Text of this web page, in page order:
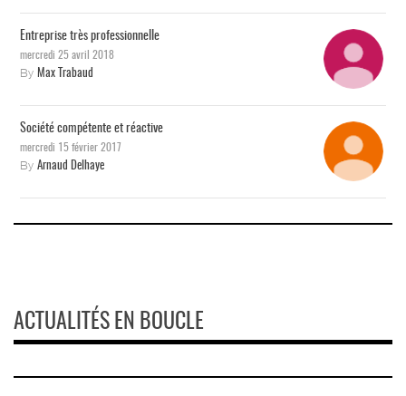
Entreprise très professionnelle
mercredi 25 avril 2018
By Max Trabaud
Société compétente et réactive
mercredi 15 février 2017
By Arnaud Delhaye
ACTUALITÉS EN BOUCLE